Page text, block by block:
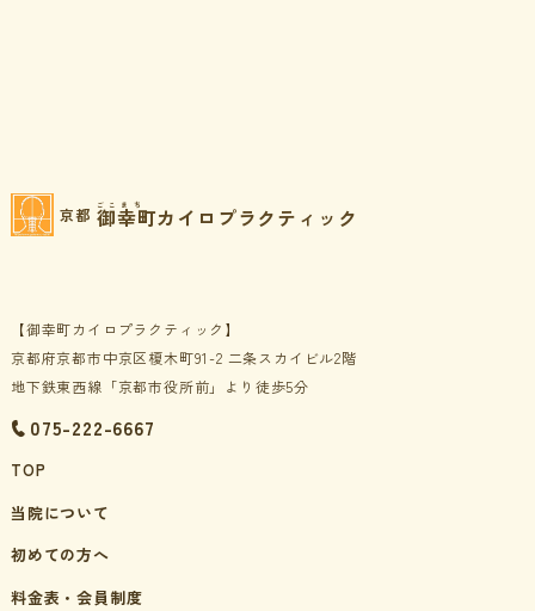
京都 ごこまち
御幸町カイロプラクティック
【御幸町カイロプラクティック】
京都府京都市中京区榎木町91-2 二条スカイビル2階
地下鉄東西線「京都市役所前」より徒歩5分
075-222-6667
TOP
当院について
初めての方へ
料金表・会員制度